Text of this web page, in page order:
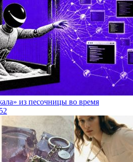
из песочницы во время